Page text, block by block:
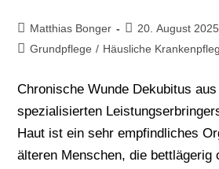
Matthias Bonger
20. August 2025
Grundpflege / Häusliche
Chronische Wunde Dekubitus
spezialisierten
Haut ist ein sehr empfindliches
älteren Menschen, die bettlägerig